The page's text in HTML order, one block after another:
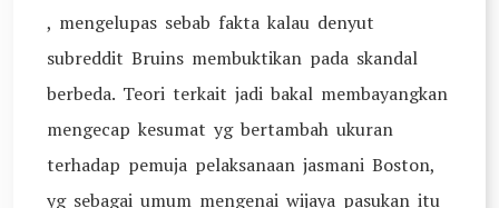
, mengelupas sebab fakta kalau denyut
subreddit Bruins membuktikan pada skandal
berbeda. Teori terkait jadi bakal membayangkan
mengecap kesumat yg bertambah ukuran
terhadap pemuja pelaksanaan jasmani Boston,
yg sebagai umum mengenai wijaya pasukan itu